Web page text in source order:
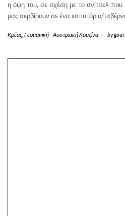
η όψη του, σε σχέση με το σνίτσελ που
μας σερβίρουν σε ένα εστιατόριο/
Κρέας Γερμανική - Αυστριακή Κουζίνα - by